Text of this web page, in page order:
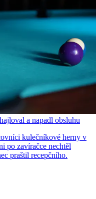
a napadl obsluhu
kulečníkové herny v
po zavíračce nechtěl
praštil recepčního.